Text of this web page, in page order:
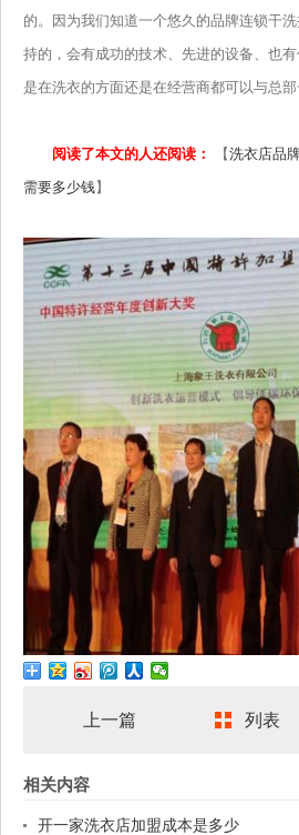
的。因为我们知道一个悠久的品牌连锁干
持的，会有成功的技术、先进的设备、也
是在洗衣的方面还是在经营商都可以与总部
阅读了本文的人还阅读： 【洗衣店品
需要多少钱】
上一篇 列表
相关内容
开一家洗衣店加盟成本是多少